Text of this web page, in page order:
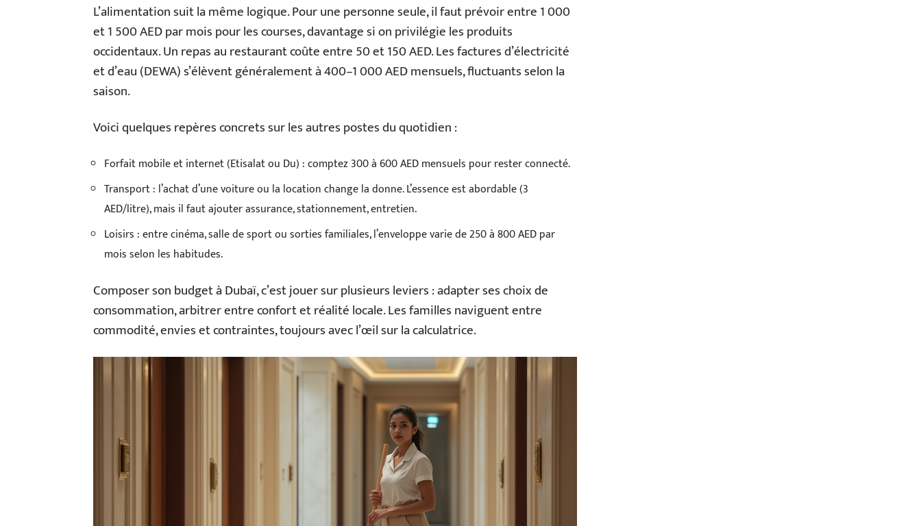
L’alimentation suit la même logique. Pour une personne seule, il faut prévoir entre 1 000
et 1 500 AED par mois pour les courses, davantage si on privilégie les produits
occidentaux. Un repas au restaurant coûte entre 50 et 150 AED. Les factures d’électricité
et d’eau (DEWA) s’élèvent généralement à 400–1 000 AED mensuels, fluctuants selon la
saison.
Voici quelques repères concrets sur les autres postes du quotidien :
Forfait mobile et internet (Etisalat ou Du) : comptez 300 à 600 AED mensuels pour rester connecté.
Transport : l’achat d’une voiture ou la location change la donne. L’essence est abordable (3
AED/litre), mais il faut ajouter assurance, stationnement, entretien.
Loisirs : entre cinéma, salle de sport ou sorties familiales, l’enveloppe varie de 250 à 800 AED par
mois selon les habitudes.
Composer son budget à Dubaï, c’est jouer sur plusieurs leviers : adapter ses choix de
consommation, arbitrer entre confort et réalité locale. Les familles naviguent entre
commodité, envies et contraintes, toujours avec l’œil sur la calculatrice.